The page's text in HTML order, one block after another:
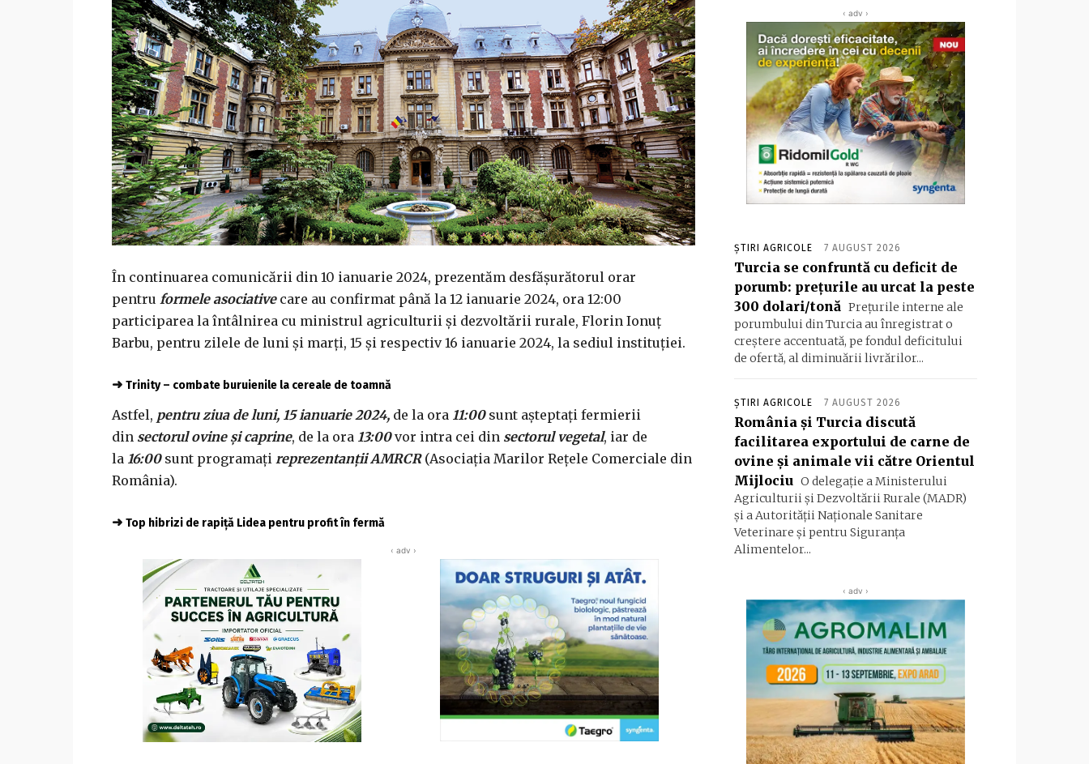
În continuarea comunicării din 10 ianuarie 2024, prezentăm desfășurătorul orar
pentru formele asociativecare au confirmat până la 12 ianuarie 2024, ora 12:00
participarea la întâlnirea cu ministrul agriculturii și dezvoltării rurale, Florin Ionuț
Barbu, pentru zilele de luni și marți, 15 și respectiv 16 ianuarie 2024, la sediul instituției.
➜ Trinity – combate buruienile la cereale de toamnă
Astfel, pentru ziua de luni, 15 ianuarie 2024, de la ora 11:00sunt așteptați fermierii
din sectorul ovine și caprine, de la ora 13:00vor intra cei din sectorul vegetal, iar de
la 16:00sunt programați reprezentanții AMRCR(Asociația Marilor Rețele Comerciale din
România).
➜ Top hibrizi de rapiță Lidea pentru profit în fermă
‹ adv ›
‹ adv ›
ȘTIRI AGRICOLE 7 AUGUST 2026
Turcia se confruntă cu deficit de
porumb: prețurile au urcat la peste
300 dolari/tonă Prețurile interne ale
porumbului din Turcia au înregistrat o
creștere accentuată, pe fondul deficitului
de ofertă, al diminuării livrărilor...
ȘTIRI AGRICOLE 7 AUGUST 2026
România și Turcia discută
facilitarea exportului de carne de
ovine și animale vii către Orientul
Mijlociu O delegație a Ministerului
Agriculturii și Dezvoltării Rurale (MADR)
și a Autorității Naționale Sanitare
Veterinare și pentru Siguranța
Alimentelor...
‹ adv ›